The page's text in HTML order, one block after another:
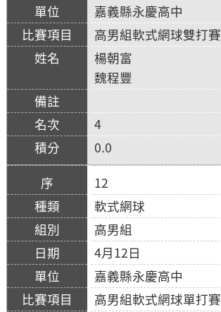
嘉義縣永慶高中
高男組軟式網球雙打賽
楊朝富
魏程豐
4
0.0
12
軟式網球
高男組
4月12日
嘉義縣永慶高中
高男組軟式網球單打賽